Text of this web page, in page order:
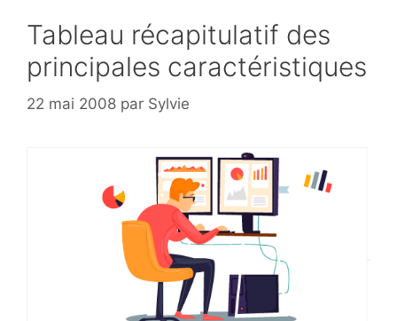
Tableau récapitulatif des
principales caractéristiques
22 mai 2008 par Sylvie